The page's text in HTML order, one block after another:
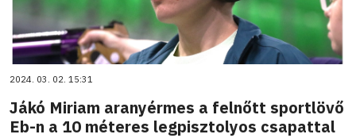
2024. 03. 02. 15:31
Jákó Miriam aranyérmes a felnőtt sportlövő
Eb-n a 10 méteres legpisztolyos csapattal